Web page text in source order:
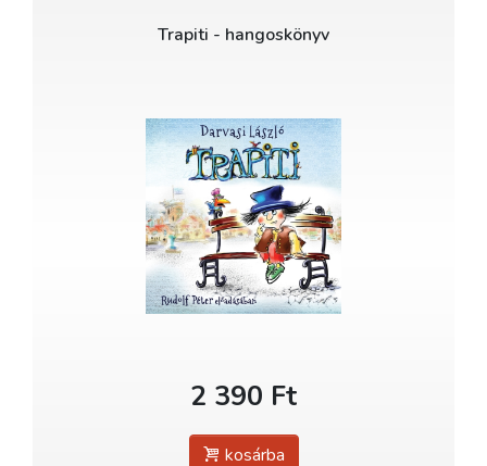
Trapiti - hangoskönyv
2 390 Ft
kosárba